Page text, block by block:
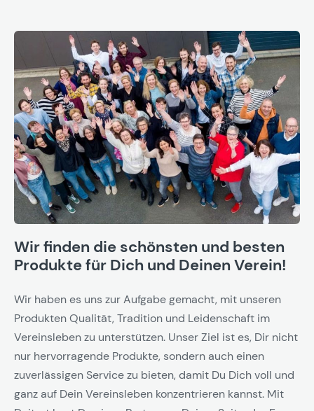
Wir finden die schönsten und besten
Produkte für Dich und Deinen Verein!
Wir haben es uns zur Aufgabe gemacht, mit unseren
Produkten Qualität, Tradition und Leidenschaft im
Vereinsleben zu unterstützen. Unser Ziel ist es, Dir nicht
nur hervorragende Produkte, sondern auch einen
zuverlässigen Service zu bieten, damit Du Dich voll und
ganz auf Dein Vereinsleben konzentrieren kannst. Mit